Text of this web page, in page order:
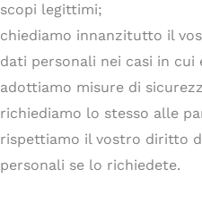
scopi legittimi;
chiediamo innanzitutto il
dati personali nei casi in cui
adottiamo misure di
richiediamo lo stesso alle
rispettiamo il vostro diritto
personali se lo richiedete.